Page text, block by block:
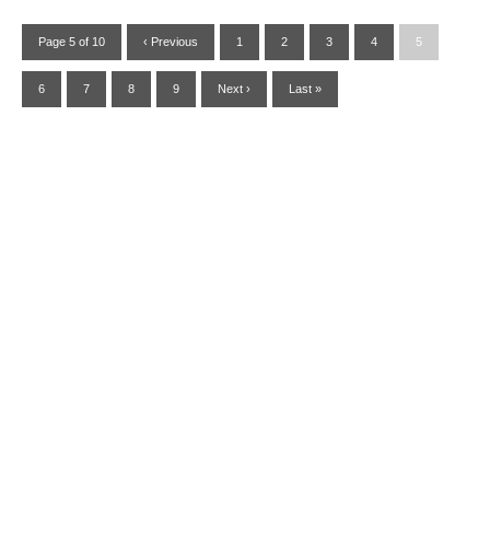
Page 5 of 10 ‹ Previous 1 2 3 4 5
6 7 8 9 Next › Last »